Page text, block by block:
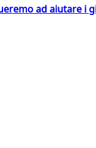
ad aiutare i